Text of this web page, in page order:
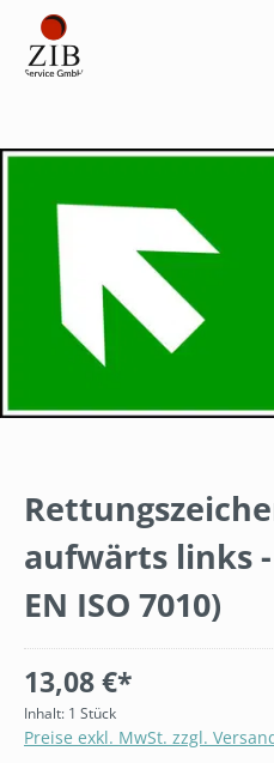
aufwärts links -
EN ISO 7010)
13,08 €*
Inhalt: 1 Stück
Preise exkl. MwSt. zzgl.